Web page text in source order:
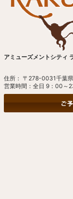
アミューズメントシティ
住所： 〒278-0031千葉
営業時間：全日 9：00～